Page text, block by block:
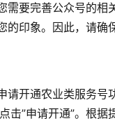
需要完善公众号的
印象。因此，请确
开通农业类服务号
击”申请开通”。根